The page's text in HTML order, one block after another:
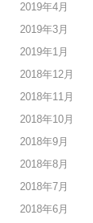
2019年4月
2019年3月
2019年1月
2018年12月
2018年11月
2018年10月
2018年9月
2018年8月
2018年7月
2018年6月